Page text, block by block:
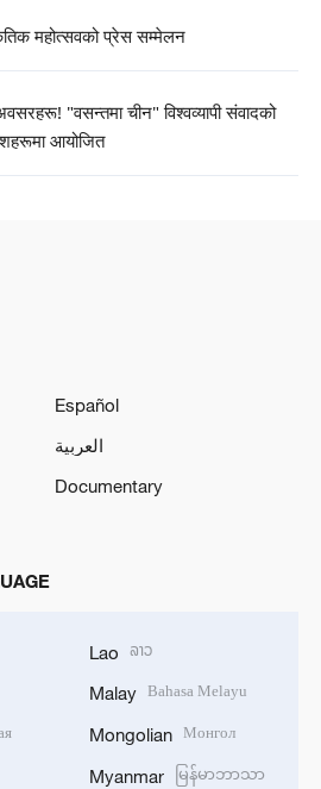
महोत्सवको प्रेस सम्मेलन
"वसन्तमा चीन" विश्वव्यापी संवादको
आयोजित
Español
العربية
Documentary
Lao ລາວ
Malay Bahasa Melayu
Mongolian Монгол
Myanmar မြန်မာဘာသာ